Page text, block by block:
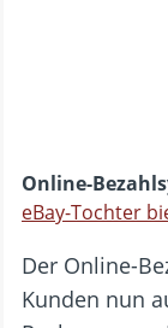
Online-
eBay-Tochter
Der Online-
Kunden nun